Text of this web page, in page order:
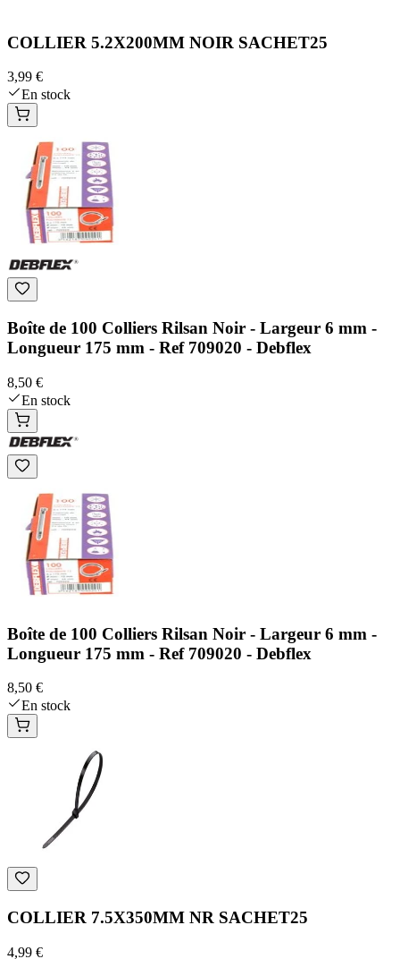
COLLIER 5.2X200MM NOIR SACHET25
3,99 €
En stock
Boîte de 100 Colliers Rilsan Noir - Largeur 6 mm -
Longueur 175 mm - Ref 709020 - Debflex
8,50 €
En stock
Boîte de 100 Colliers Rilsan Noir - Largeur 6 mm -
Longueur 175 mm - Ref 709020 - Debflex
8,50 €
En stock
COLLIER 7.5X350MM NR SACHET25
4,99 €